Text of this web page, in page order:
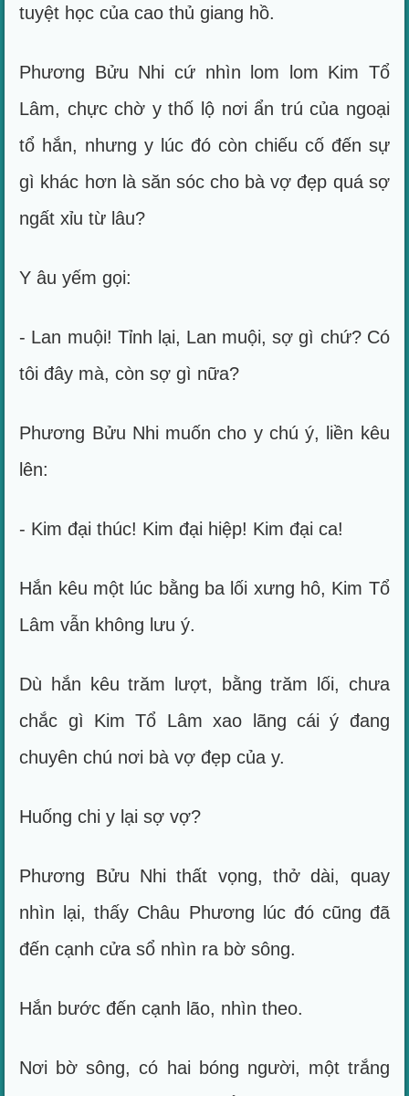
tuyệt học của cao thủ giang hồ.
Phương Bửu Nhi cứ nhìn lom lom Kim Tổ
Lâm, chực chờ y thố lộ nơi ẩn trú của ngoại
tổ hắn, nhưng y lúc đó còn chiếu cố đến sự
gì khác hơn là săn sóc cho bà vợ đẹp quá sợ
ngất xỉu từ lâu?
Y âu yếm gọi:
- Lan muội! Tỉnh lại, Lan muội, sợ gì chứ? Có
tôi đây mà, còn sợ gì nữa?
Phương Bửu Nhi muốn cho y chú ý, liền kêu
lên:
- Kim đại thúc! Kim đại hiệp! Kim đại ca!
Hắn kêu một lúc bằng ba lối xưng hô, Kim Tổ
Lâm vẫn không lưu ý.
Dù hắn kêu trăm lượt, bằng trăm lối, chưa
chắc gì Kim Tổ Lâm xao lãng cái ý đang
chuyên chú nơi bà vợ đẹp của y.
Huống chi y lại sợ vợ?
Phương Bửu Nhi thất vọng, thở dài, quay
nhìn lại, thấy Châu Phương lúc đó cũng đã
đến cạnh cửa sổ nhìn ra bờ sông.
Hắn bước đến cạnh lão, nhìn theo.
Nơi bờ sông, có hai bóng người, một trắng